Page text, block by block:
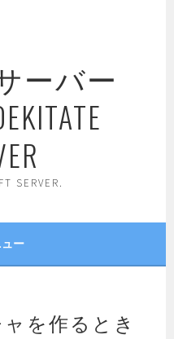
ーバー
SERVER.
ー
を作るとき